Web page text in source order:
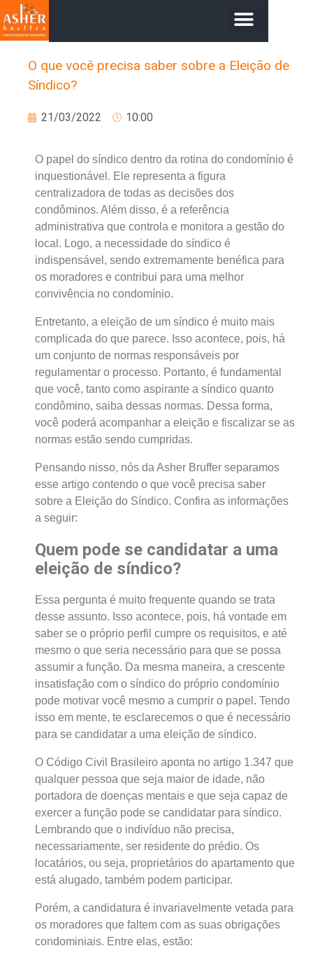
O que você precisa saber sobre a Eleição de
Síndico?
21/03/2022 10:00
O papel do síndico dentro da rotina do condomínio é
inquestionável. Ele representa a figura
centralizadora de todas as decisões dos
condôminos. Além disso, é a referência
administrativa que controla e monitora a gestão do
local. Logo, a necessidade do síndico é
indispensável, sendo extremamente benéfica para
os moradores e contribui para uma melhor
convivência no condomínio.
Entretanto, a eleição de um síndico é muito mais
complicada do que parece. Isso acontece, pois, há
um conjunto de normas responsáveis por
regulamentar o processo. Portanto, é fundamental
que você, tanto como aspirante a síndico quanto
condômino, saiba dessas normas. Dessa forma,
você poderá acompanhar a eleição e fiscalizar se as
normas estão sendo cumpridas.
Pensando nisso, nós da Asher Bruffer separamos
esse artigo contendo o que você precisa saber
sobre a Eleição do Síndico. Confira as informações
a seguir:
Quem pode se candidatar a uma
eleição de síndico?
Essa pergunta é muito frequente quando se trata
desse assunto. Isso acontece, pois, há vontade em
saber se o próprio perfil cumpre os requisitos, e até
mesmo o que seria necessário para que se possa
assumir a função. Da mesma maneira, a crescente
insatisfação com o síndico do próprio condomínio
pode motivar você mesmo a cumprir o papel. Tendo
isso em mente, te esclarecemos o que é necessário
para se candidatar a uma eleição de síndico.
O Código Civil Brasileiro aponta no artigo 1.347 que
qualquer pessoa que seja maior de idade, não
portadora de doenças mentais e que seja capaz de
exercer a função pode se candidatar para síndico.
Lembrando que o indivíduo não precisa,
necessariamente, ser residente do prédio. Os
locatários, ou seja, proprietários do apartamento que
está alugado, também podem participar.
Porém, a candidatura é invariavelmente vetada para
os moradores que faltem com as suas obrigações
condominiais. Entre elas, estão: